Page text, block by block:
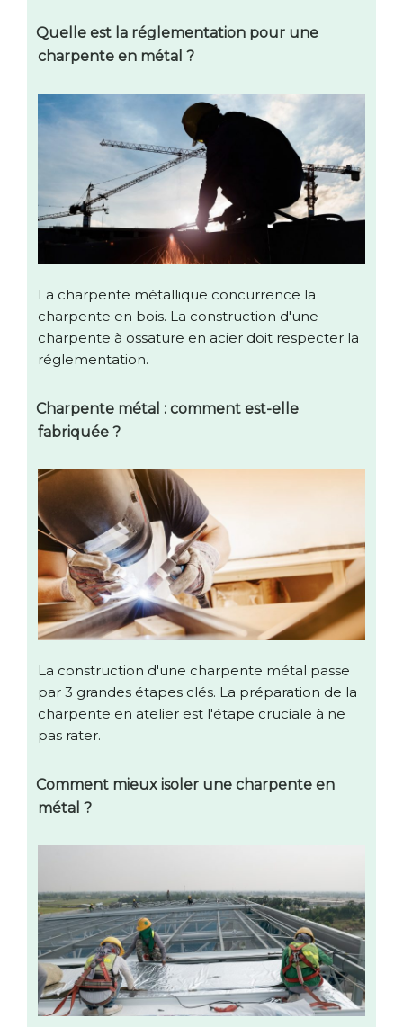
Quelle est la réglementation pour une
charpente en métal ?
La charpente métallique concurrence la
charpente en bois. La construction d'une
charpente à ossature en acier doit respecter la
réglementation.
Charpente métal : comment est-elle
fabriquée ?
La construction d'une charpente métal passe
par 3 grandes étapes clés. La préparation de la
charpente en atelier est l'étape cruciale à ne
pas rater.
Comment mieux isoler une charpente en
métal ?